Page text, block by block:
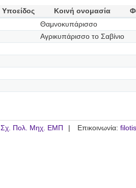
Υποείδος Κοινή ονομασία
Θαμνοκυπάρισσο
Αγρικυπάρισσο το Σαβίνιο
Σχ. Πολ. Μηχ. ΕΜΠ Επικοινωνία: